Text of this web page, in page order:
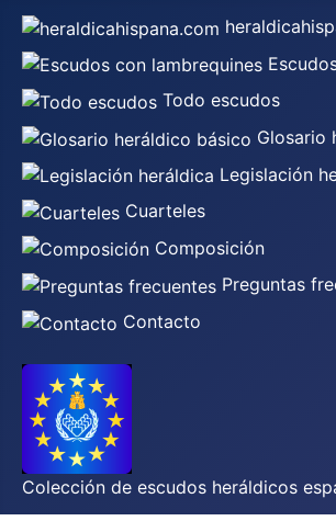
Todo escudos
Glosario
Legislación
Cuarteles
Composición
Preguntas
Contacto
Colección de escudos heráldicos